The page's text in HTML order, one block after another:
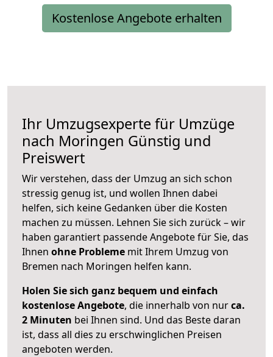
Kostenlose Angebote erhalten
Ihr Umzugsexperte für Umzüge
nach Moringen Günstig und
Preiswert
Wir verstehen, dass der Umzug an sich schon
stressig genug ist, und wollen Ihnen dabei
helfen, sich keine Gedanken über die Kosten
machen zu müssen. Lehnen Sie sich zurück – wir
haben garantiert passende Angebote für Sie, das
Ihnen ohne Probleme mit Ihrem Umzug von
Bremen nach Moringen helfen kann.
Holen Sie sich ganz bequem und einfach
kostenlose Angebote, die innerhalb von nurca.
2 Minuten bei Ihnen sind. Und das Beste daran
ist, dass all dies zu erschwinglichen Preisen
angeboten werden.